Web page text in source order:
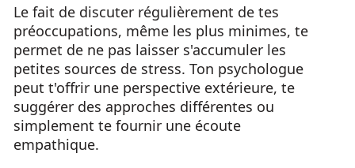
Le fait de discuter régulièrement de tes
préoccupations, même les plus minimes, te
permet de ne pas laisser s'accumuler les
petites sources de stress. Ton psychologue
peut t'offrir une perspective extérieure, te
suggérer des approches différentes ou
simplement te fournir une écoute
empathique.